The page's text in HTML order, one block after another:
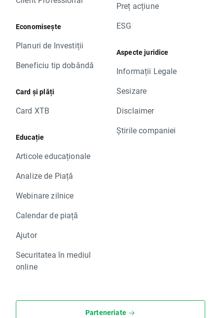
Economisește
Planuri de Investiții
Beneficiu tip dobândă
Card și plăți
Card XTB
Educație
Articole educaționale
Analize de Piață
Webinare zilnice
Calendar de piață
Ajutor
Securitatea în mediul
online
Preț acțiune
ESG
Aspecte juridice
Informații Legale
Sesizare
Disclaimer
Știrile companiei
Parteneriate